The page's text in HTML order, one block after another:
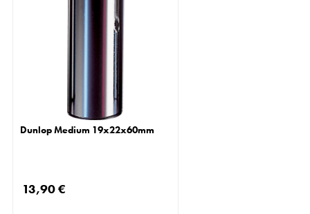
Dunlop Medium 19x22x60mm
13,90 €